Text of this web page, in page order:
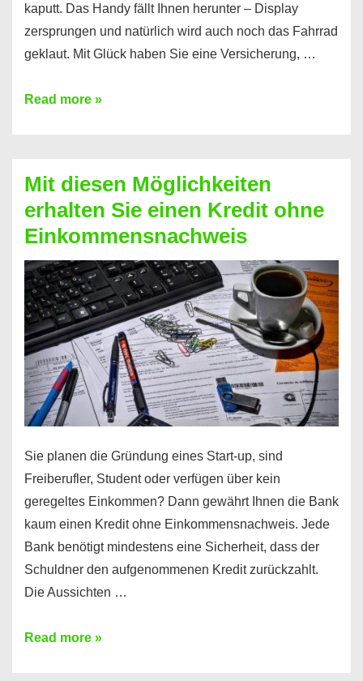
kaputt. Das Handy fällt Ihnen herunter – Display
zersprungen und natürlich wird auch noch das Fahrrad
geklaut. Mit Glück haben Sie eine Versicherung, …
Ferratum
für
schnelle
Durchstarter
Read more »
Mit diesen Möglichkeiten
erhalten Sie einen Kredit ohne
Einkommensnachweis
Sie planen die Gründung eines Start-up, sind
Freiberufler, Student oder verfügen über kein
geregeltes Einkommen? Dann gewährt Ihnen die Bank
kaum einen Kredit ohne Einkommensnachweis. Jede
Bank benötigt mindestens eine Sicherheit, dass der
Schuldner den aufgenommenen Kredit zurückzahlt.
Die Aussichten …
Mit
Read more »